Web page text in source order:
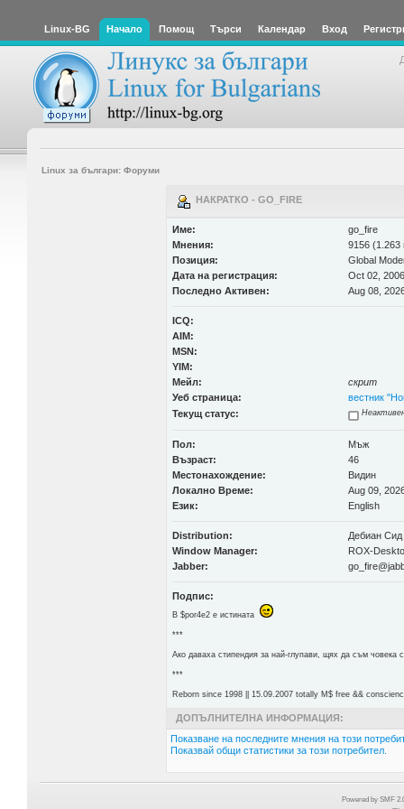
Linux-BG Начало Помощ Търси Календар Вход
Linux за българи: Форуми
НАКРАТКО - GO_FIRE
Име:
go_fire
Мнения:
9156 (1.263
Позиция:
Global
Дата на регистрация:
Oct 02,
Последно Активен:
Aug 08,
ICQ:
AIM:
MSN:
YIM:
Мейл:
скрит
Уеб страница:
вестник
Текущ статус:
Пол:
Мъж
Възраст:
46
Местонахождение:
Видин
Локално Време:
Aug 09,
Език:
English
Distribution:
Дебиан Сид
Window Manager:
ROX-
Jabber:
Подпис:
В $por4e2 e истината
***
Aко даваха стипендия за най-глупави, щях да съм човека
***
Reborn since 1998 || 15.09.2007 totally М$ free &&
ДОПЪЛНИТЕЛНА ИНФОРМАЦИЯ:
Показване на последните мнения на този
Показвай общи статистики за този потребител.
Powered by SMF